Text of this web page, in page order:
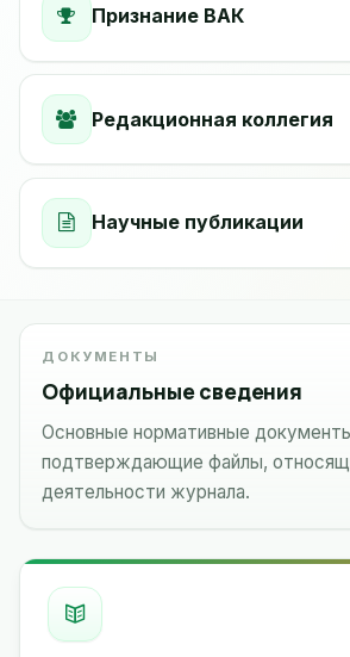
Признание ВАК
Редакционная коллегия
Научные публикации
ДОКУМЕНТЫ
Официальные сведения
Основные нормативные
подтверждающие файлы,
деятельности журнала.